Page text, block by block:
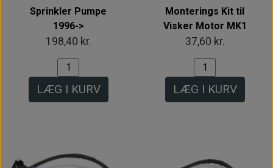
Sprinkler Pumpe
1996->
198,40 kr.
LÆG I KURV
Monterings Kit til
Visker Motor MK1
37,60 kr.
LÆG I KURV